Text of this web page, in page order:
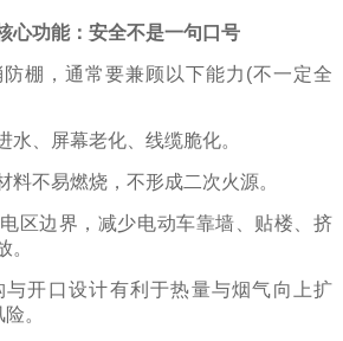
心功能：安全不是一句口号
棚，通常要兼顾以下能力(不一定全
水、屏幕老化、线缆脆化。
料不易燃烧，不形成二次火源。
区边界，减少电动车靠墙、贴楼、挤
。
与开口设计有利于热量与烟气向上扩
。